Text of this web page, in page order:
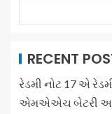
RECENT
રેડમી નોટ 17 એ
એમએએચ બેટરી અને